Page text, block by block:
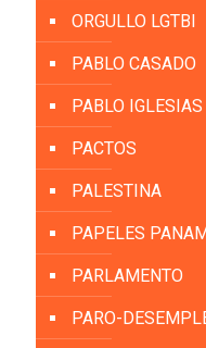
ORGULLO LGTBI
PABLO CASADO
PABLO IGLESIAS
PACTOS
PALESTINA
PAPELES
PARLAMENTO
PARO-